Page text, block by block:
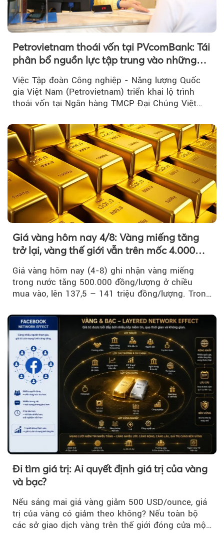
Petrovietnam thoái vốn tại PVcomBank: Tái
phân bổ nguồn lực tập trung vào những
Việc Tập đoàn Công nghiệp - Năng lượng Quốc
gia Việt Nam (Petrovietnam) triển khai lộ trình
thoái vốn tại Ngân hàng TMCP Đại Chúng Việt
Giá vàng hôm nay 4/8: Vàng miếng tăng
trở lại, vàng thế giới vẫn trên mốc 4.000
Giá vàng hôm nay (4-8) ghi nhận vàng miếng
trong nước tăng 500.000 đồng/lượng ở chiều
mua vào, lên 137,5 – 141 triệu đồng/lượng. Trong
trì trên ngưỡng 4.000 USD/ounce.
Đi tìm giá trị: Ai quyết định giá trị của vàng
và bạc?
Nếu sáng mai giá vàng giảm 500 USD/ounce, giá
trị của vàng có giảm theo không? Nếu toàn bộ
các sở giao dịch vàng trên thế giới đóng cửa một